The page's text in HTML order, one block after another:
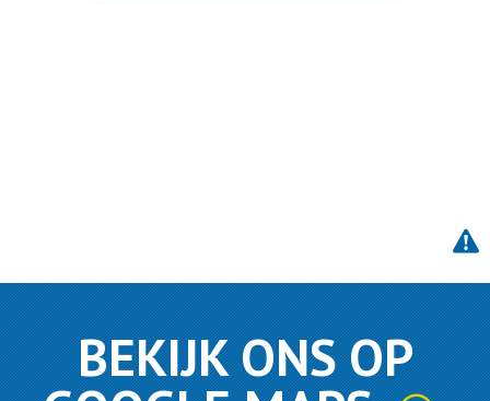
BEKIJK ONS OP